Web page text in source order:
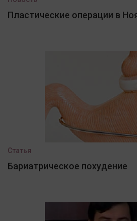
Пластические операции в
Статья
Бариатрическое похудение